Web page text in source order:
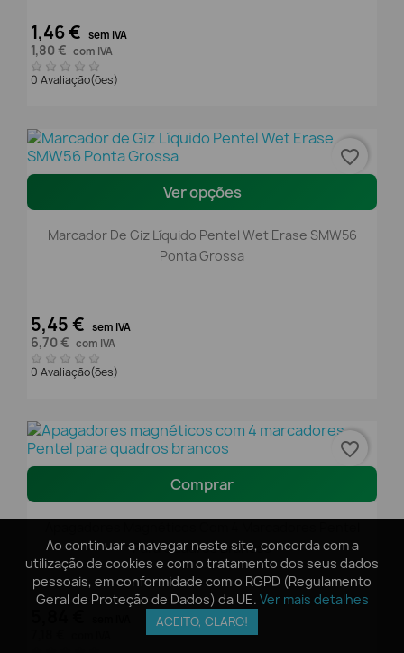
Ao continuar a navegar neste site, concorda com a
utilização de cookies e com o tratamento dos seus dados
pessoais, em conformidade com o RGPD (Regulamento
Geral de Proteção de Dados) da UE. Ver mais detalhes
ACEITO, CLARO!
1,46 € sem IVA
1,80 € com IVA
0 Avaliação(ões)
Ver opções
Marcador De Giz Líquido Pentel Wet Erase SMW56
Ponta Grossa
5,45 € sem IVA
6,70 € com IVA
0 Avaliação(ões)
favorite_border
Comprar
Para Quadros Brancos
favorite_border
Ao continuar a navegar neste site, concorda com a
utilização de cookies e com o tratamento dos seus dados
pessoais, em conformidade com o RGPD (Regulamento
Geral de Proteção de Dados) da UE. Ver mais detalhes
ACEITO, CLARO!